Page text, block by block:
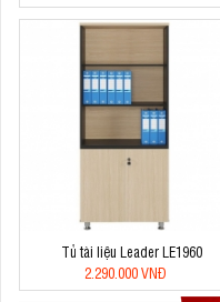
Tủ tài liệu Leader LE1960
2.290.000 VNĐ